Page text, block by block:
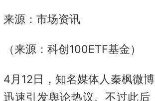
来源：市场资讯
（来源：科创100ETF基金）
4月12日，知名媒体人秦枫微
迅速引发舆论热议。不过此